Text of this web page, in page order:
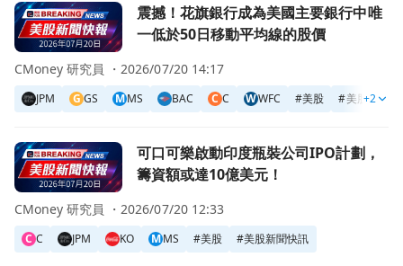
前往震撼！花旗銀行成為美國主要銀行中唯一低於50日移動
震撼！花旗銀行成為美國主要銀行中唯
一低於50日移動平均線的股價
JPM G GS MMS BAC C C WWFC #美股 #美股新聞快
+2
CMoney 研究員 ・ 2026/07/20 14:17
前往可口可樂啟動印度瓶裝公司IPO計劃，籌資額或達10億
可口可樂啟動印度瓶裝公司IPO計劃，
籌資額或達10億美元！
C C JPM KO MMS #美股 #美股新聞快訊
CMoney 研究員 ・ 2026/07/20 12:33